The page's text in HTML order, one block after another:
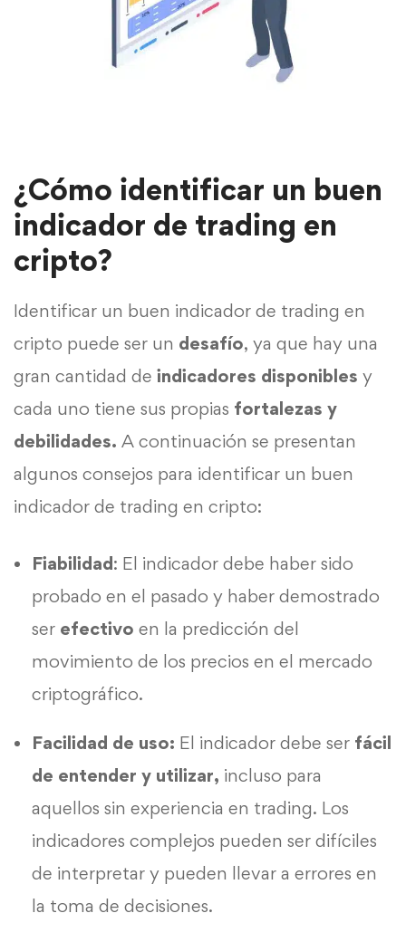
¿Cómo identificar un buen
indicador de trading en
cripto?
Identificar un buen indicador de trading en
cripto puede ser un desafío, ya que hay una
gran cantidad de indicadores disponibles y
cada uno tiene sus propias fortalezas y
debilidades. A continuación se presentan
algunos consejos para identificar un buen
indicador de trading en cripto:
Fiabilidad: El indicador debe haber sido
probado en el pasado y haber demostrado
ser efectivo en la predicción del
movimiento de los precios en el mercado
criptográfico.
Facilidad de uso: El indicador debe ser fácil
de entender y utilizar, incluso para
aquellos sin experiencia en trading. Los
indicadores complejos pueden ser difíciles
de interpretar y pueden llevar a errores en
la toma de decisiones.